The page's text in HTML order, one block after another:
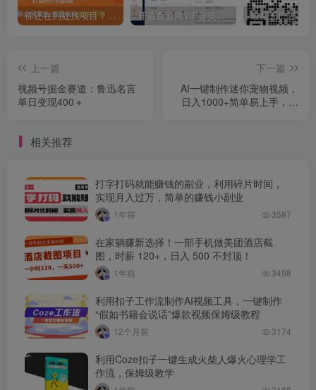
你还在到处找项目？还在当韭菜？我靠卖项目一个月收入5万+，曾经我也是个失败者。 开通百盟网VIP会员，尊享全站资源免费下载，享70%的推广提成！！【限时五折优惠】
上一篇
视频号掘金赛道：鲁迅名言
单日变现400＋
下一篇
AI一键制作迷你宠物视频，
日入1000+简单易上手，保
相关推荐
打字打码就能赚钱的副业，利用碎片时间，
实现月入过万，简单的赚钱小副业
1年前 3587
在家躺赚新选择！一部手机做美团酒店截
图，时薪 120+，日入 500 不封顶！
1年前 3498
利用扣子工作流制作AI视频工具，一键制作
“假如书籍会说话”爆款视频保姆级教程
12个月前 3174
利用Coze扣子一键生成火柴人爆火心理学工
作流，保姆级教学